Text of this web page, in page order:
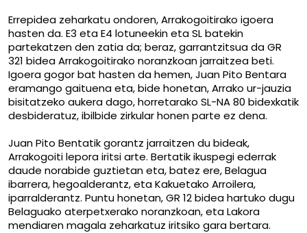
Errepidea zeharkatu ondoren, Arrakogoitirako igoera
hasten da. E3 eta E4 lotuneekin eta SL batekin
partekatzen den zatia da; beraz, garrantzitsua da GR
321 bidea Arrakogoitirako noranzkoan jarraitzea beti.
Igoera gogor bat hasten da hemen, Juan Pito Bentara
eramango gaituena eta, bide honetan, Arrako ur-jauzia
bisitatzeko aukera dago, horretarako SL-NA 80 bidexkatik
desbideratuz, ibilbide zirkular honen parte ez dena.
Juan Pito Bentatik gorantz jarraitzen du bideak,
Arrakogoiti lepora iritsi arte. Bertatik ikuspegi ederrak
daude norabide guztietan eta, batez ere, Belagua
ibarrera, hegoalderantz, eta Kakuetako Arroilera,
iparralderantz. Puntu honetan, GR 12 bidea hartuko dugu
Belaguako aterpetxerako noranzkoan, eta Lakora
mendiaren magala zeharkatuz iritsiko gara bertara.